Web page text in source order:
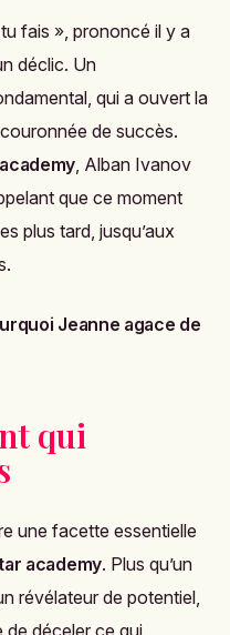
fais », prononcé il y a
déclic. Un
qui a ouvert la
de succès.
, Alban Ivanov
que ce moment
plus tard, jusqu’aux
Jeanne agace de
qui
une facette essentielle
academy. Plus qu’un
révélateur de potentiel,